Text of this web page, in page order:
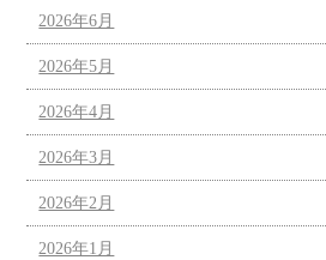
2026年6月
2026年5月
2026年4月
2026年3月
2026年2月
2026年1月